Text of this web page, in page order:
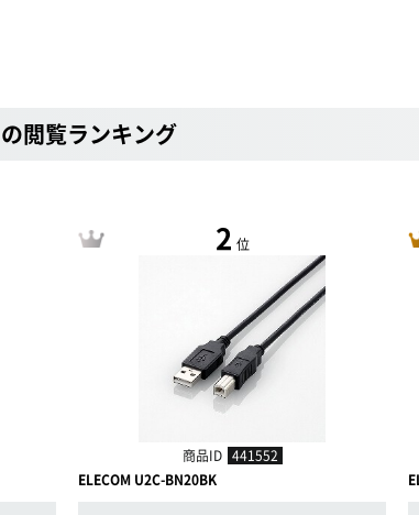
閲覧ランキング
2 位
商品ID 441552
ELECOM U2C-BN20BK